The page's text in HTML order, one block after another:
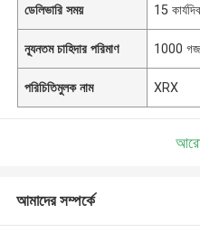
ডেলিভারি সময় 15
ন্যূনতম চাহিদার পরিমাণ 1000 গজ
পরিচিতিমুলক নাম XRX
আমাদের সম্পর্কে